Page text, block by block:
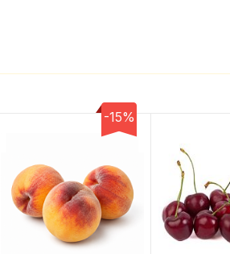
-15%